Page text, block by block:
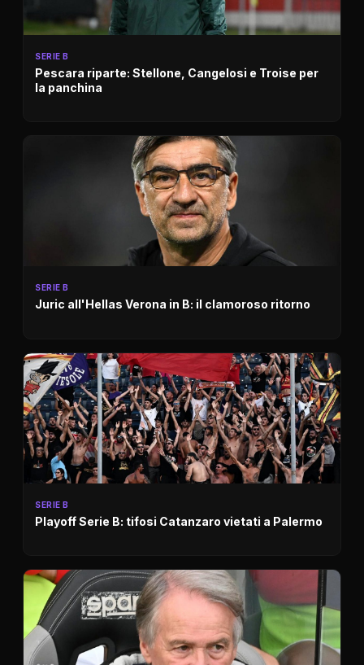
SERIE B
Pescara riparte: Stellone, Cangelosi e Troise per
la panchina
SERIE B
Juric all'Hellas Verona in B: il clamoroso ritorno
SERIE B
Playoff Serie B: tifosi Catanzaro vietati a Palermo